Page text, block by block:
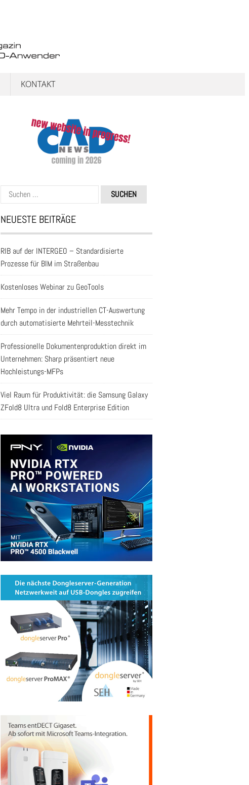
KONTAKT
Suchen
nach:
NEUESTE BEITRÄGE
RIB auf der INTERGEO – Standardisierte
Prozesse für BIM im Straßenbau
Kostenloses Webinar zu GeoTools
Mehr Tempo in der industriellen CT-Auswertung
durch automatisierte Mehrteil-Messtechnik
Professionelle Dokumentenproduktion direkt im
Unternehmen: Sharp präsentiert neue
Hochleistungs-MFPs
Viel Raum für Produktivität: die Samsung Galaxy
ZFold8 Ultra und Fold8 Enterprise Edition